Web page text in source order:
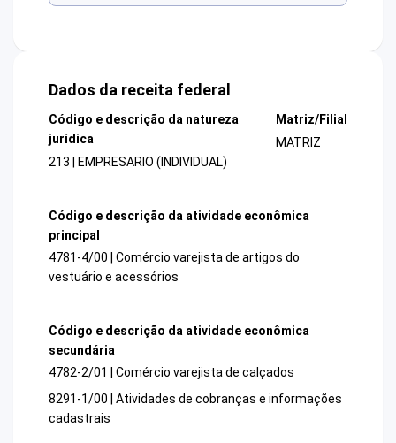
Dados da receita federal
Código e descrição da natureza
jurídica
213 | EMPRESARIO (INDIVIDUAL)
Matriz/Filial
MATRIZ
Código e descrição da atividade econômica
principal
4781-4/00 | Comércio varejista de artigos do
vestuário e acessórios
Código e descrição da atividade econômica
secundária
4782-2/01 | Comércio varejista de calçados
8291-1/00 | Atividades de cobranças e informações
cadastrais